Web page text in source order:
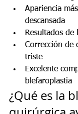
Apariencia
descansada
Resultados de
Corrección de
triste
Excelente
blefaroplastia
¿Qué es la